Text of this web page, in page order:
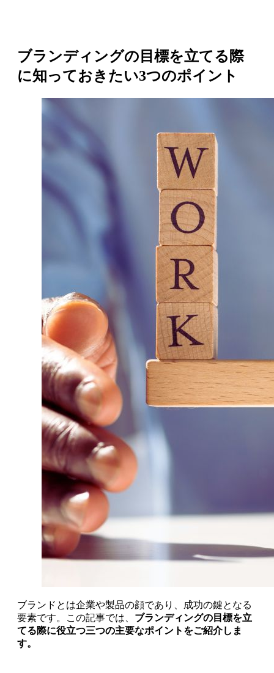
ブランディングの目標を立てる際
に知っておきたい3つのポイント
ブランドとは企業や製品の顔であり、成功の鍵となる
要素です。この記事では、 ブランディングの目標を立
てる際に役立つ三つの主要なポイントをご紹介しま
す。